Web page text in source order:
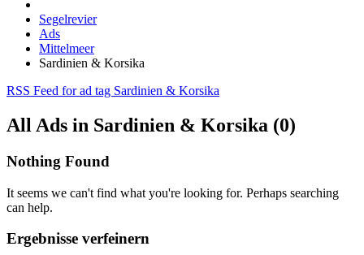
Segelrevier
Ads
Mittelmeer
Sardinien & Korsika
RSS Feed for ad tag Sardinien & Korsika
All Ads in Sardinien & Korsika (0)
Nothing Found
It seems we can't find what you're looking for. Perhaps searching
can help.
Ergebnisse verfeinern